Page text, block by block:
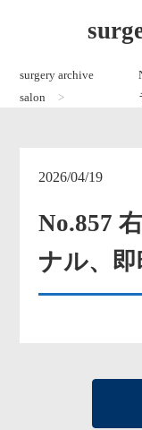
surgery archive
salon
2026/04/19
No.857
ナル、